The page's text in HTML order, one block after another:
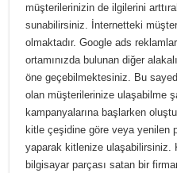
müşterilerinizin de ilgilerini
sunabilirsiniz. İnternetteki
olmaktadır. Google ads
ortamınızda bulunan diğer
öne geçebilmektesiniz. Bu
olan müşterilerinize ulaşabilme
kampanyalarına başlarken
kitle çeşidine göre veya yenilen
yaparak kitlenize ulaşabilirsiniz.
bilgisayar parçası satan bir